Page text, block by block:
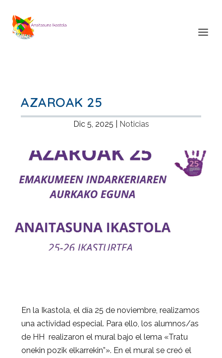
AZAROAK 25
Dic 5, 2025 Noticias
En la Ikastola, el día 25 de noviembre, realizamos
una actividad especial. Para ello, los alumnos/as
de HH realizaron el mural bajo el lema «Tratu
onekin pozik elkarrekin”». En el mural se creó el